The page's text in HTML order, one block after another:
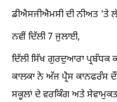
ਡੀਐਸਜੀਐਮਸੀ ਦੀ ਨੀਅਤ 'ਤੇ
ਨਵੀਂ ਦਿੱਲੀ 7 ਜੁਲਾਈ,
ਦਿੱਲੀ ਸਿੱਖ ਗੁਰਦੁਆਰਾ ਪ੍ਰਬੰਧਕ
ਕਾਲਕਾ ਨੇ ਅੱਜ ਪ੍ਰੈਸ ਕਾਨਫਰੰਸ
ਸਕੂਲਾਂ ਦੇ ਵਰਕਿੰਗ ਅਤੇ